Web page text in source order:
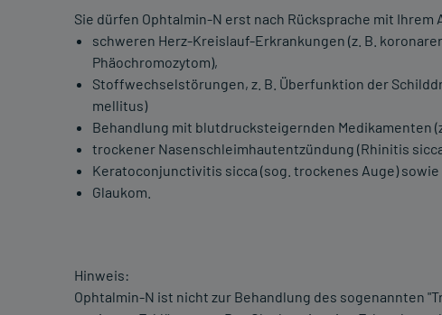
Sie dürfen Ophtalmin-N erst nach Rücksprache mit Ihrem
schweren Herz-Kreislauf-Erkrankungen (z. B.
Phäochromozytom),
Stoffwechselstörungen, z. B. Überfunktion der
mellitus)
Behandlung mit blutdrucksteigernden Medikamenten
trockener Nasenschleimhautentzündung (Rhinitis
Keratoconjunctivitis sicca (sog. trockenes Auge) sowie
Glaukom.
Hinweis:
Ophtalmin-N ist nicht zur Behandlung des sogenannten